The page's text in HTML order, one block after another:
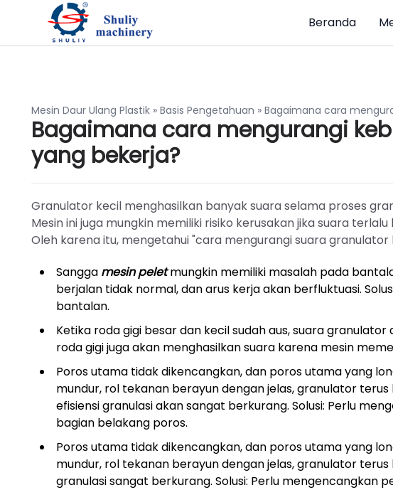
Beranda
Mesin Daur Ulang Plastik » Basis Pengetahuan » Bagaimana cara
Bagaimana cara mengurangi
yang bekerja?
Granulator kecil menghasilkan banyak suara selama proses
Mesin ini juga mungkin memiliki risiko kerusakan jika suara
Oleh karena itu, mengetahui "cara mengurangi suara
Sangga mesin peletmungkin memiliki masalah pada
berjalan tidak normal, dan arus kerja akan berfluktuasi.
bantalan.
Ketika roda gigi besar dan kecil sudah aus, suara
roda gigi juga akan menghasilkan suara karena mesin
Poros utama tidak dikencangkan, dan poros utama yang
mundur, rol tekanan berayun dengan jelas, granulator
efisiensi granulasi akan sangat berkurang. Solusi: Perlu
bagian belakang poros.
Poros utama tidak dikencangkan, dan poros utama yang
mundur, rol tekanan berayun dengan jelas, granulator
granulasi sangat berkurang. Solusi: Perlu mengencangkan